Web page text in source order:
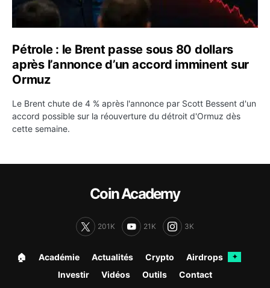
Pétrole : le Brent passe sous 80 dollars
après l’annonce d’un accord imminent sur
Ormuz
Le Brent chute de 4 % après l'annonce par Scott Bessent d'un
accord possible sur la réouverture du détroit d'Ormuz dès
cette semaine.
Coin Academy
201K 21K 3K
🏠︎ Académie Actualités Crypto Airdrops ✦
Investir Vidéos Outils Contact